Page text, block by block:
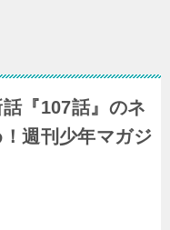
『107話』のネ
週刊少年マガジ